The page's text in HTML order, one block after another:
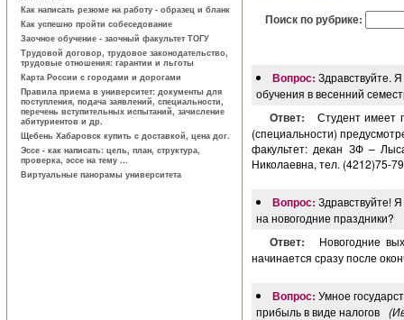
Как написать резюме на работу - образец и бланк
Как успешно пройти собеседование
Заочное обучение - заочный факультет ТОГУ
Трудовой договор, трудовое законодатель­ство,
трудовые отношения: гарантии и льготы
Карта России с городами и дорогами
Правила приема в университет: документы для
поступления, подача заявлений, специальности,
перечень вступительных испытаний, зачисление
абитуриентов и др.
Щебень Хабаровск купить с доставкой, цена дог.
Эссе - как написать: цель, план, структура,
проверка, эссе на тему ...
Виртуальные панорамы университета
Поиск по рубрике:
Вопрос: Здравствуйте.
обучения в весенний
Ответ:
Студент имеет
(специальности)
факультет: декан ЗФ –
Николаевна, тел. (4212)75-
Вопрос: Здравствуйте!
на новогодние праздники?
Ответ:
Новогодние
начинается сразу после
Вопрос: Умное
прибыль в виде налогов